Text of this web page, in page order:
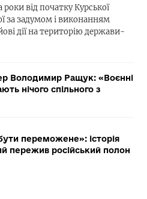
від початку Курської
за задумом і виконанням
дії на територію держави-
Володимир Ращук: «Воєнні
нічого спільного з
переможене»: історія
пережив російський полон